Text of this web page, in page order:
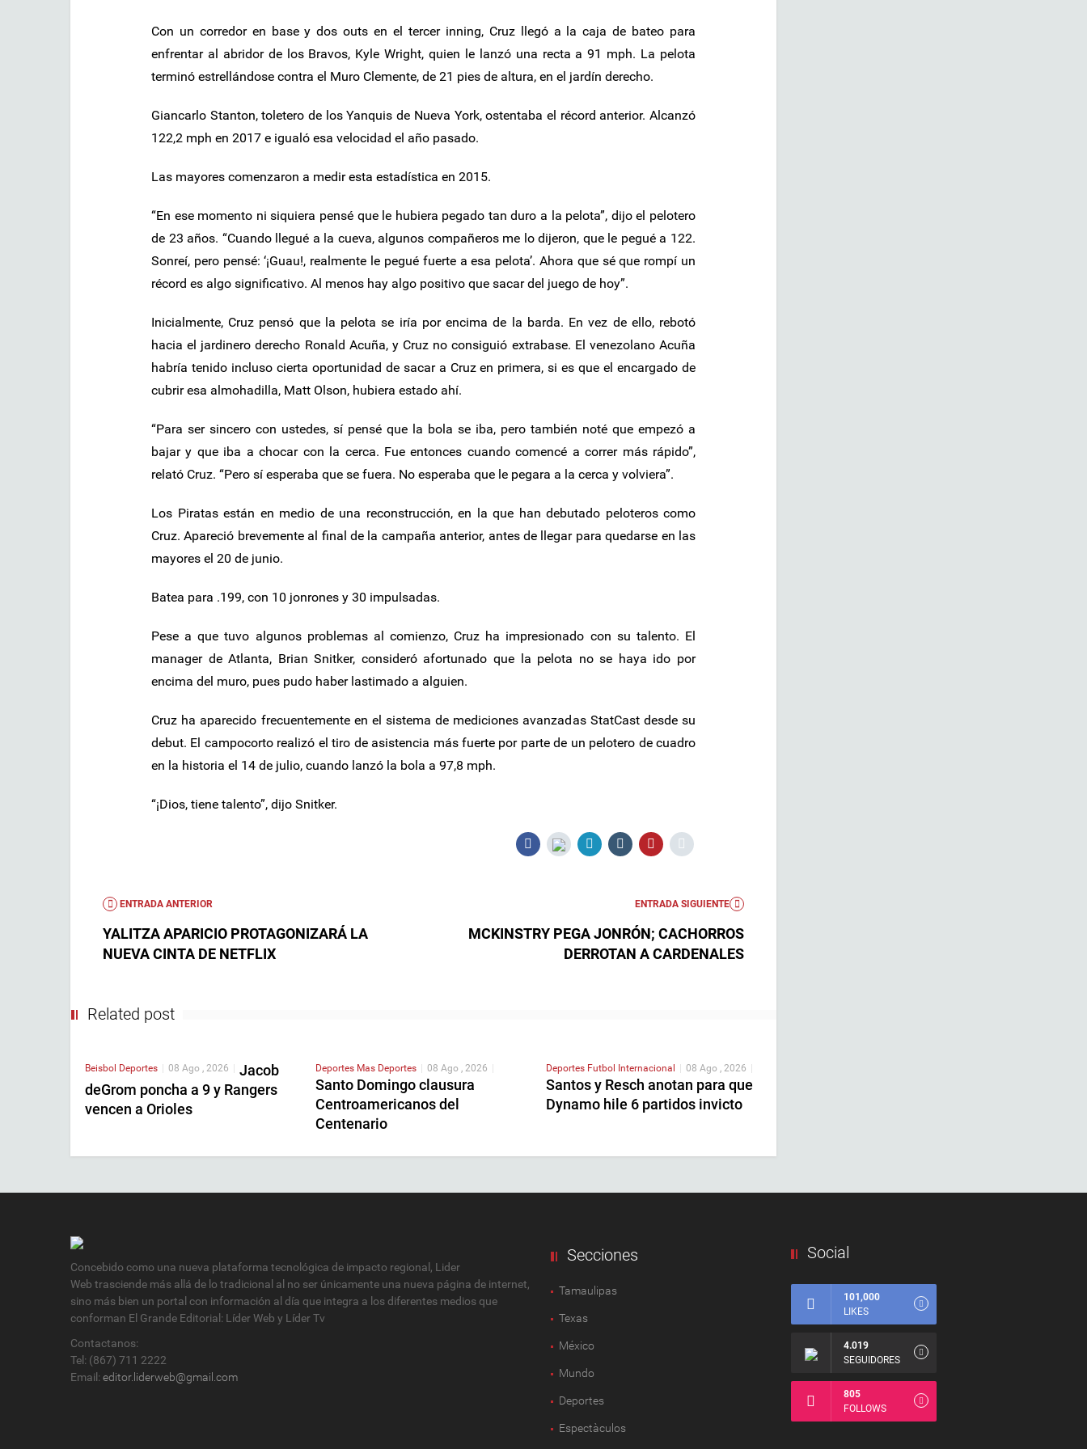
Con un corredor en base y dos outs en el tercer inning, Cruz llegó a la caja de bateo para
enfrentar al abridor de los Bravos, Kyle Wright, quien le lanzó una recta a 91 mph. La pelota
terminó estrellándose contra el Muro Clemente, de 21 pies de altura, en el jardín derecho.
Giancarlo Stanton, toletero de los Yanquis de Nueva York, ostentaba el récord anterior. Alcanzó
122,2 mph en 2017 e igualó esa velocidad el año pasado.
Las mayores comenzaron a medir esta estadística en 2015.
“En ese momento ni siquiera pensé que le hubiera pegado tan duro a la pelota”, dijo el pelotero
de 23 años. “Cuando llegué a la cueva, algunos compañeros me lo dijeron, que le pegué a 122.
Sonreí, pero pensé: ‘¡Guau!, realmente le pegué fuerte a esa pelota’. Ahora que sé que rompí un
récord es algo significativo. Al menos hay algo positivo que sacar del juego de hoy”.
Inicialmente, Cruz pensó que la pelota se iría por encima de la barda. En vez de ello, rebotó
hacia el jardinero derecho Ronald Acuña, y Cruz no consiguió extrabase. El venezolano Acuña
habría tenido incluso cierta oportunidad de sacar a Cruz en primera, si es que el encargado de
cubrir esa almohadilla, Matt Olson, hubiera estado ahí.
“Para ser sincero con ustedes, sí pensé que la bola se iba, pero también noté que empezó a
bajar y que iba a chocar con la cerca. Fue entonces cuando comencé a correr más rápido”,
relató Cruz. “Pero sí esperaba que se fuera. No esperaba que le pegara a la cerca y volviera”.
Los Piratas están en medio de una reconstrucción, en la que han debutado peloteros como
Cruz. Apareció brevemente al final de la campaña anterior, antes de llegar para quedarse en las
mayores el 20 de junio.
Batea para .199, con 10 jonrones y 30 impulsadas.
Pese a que tuvo algunos problemas al comienzo, Cruz ha impresionado con su talento. El
manager de Atlanta, Brian Snitker, consideró afortunado que la pelota no se haya ido por
encima del muro, pues pudo haber lastimado a alguien.
Cruz ha aparecido frecuentemente en el sistema de mediciones avanzadas StatCast desde su
debut. El campocorto realizó el tiro de asistencia más fuerte por parte de un pelotero de cuadro
en la historia el 14 de julio, cuando lanzó la bola a 97,8 mph.
“¡Dios, tiene talento”, dijo Snitker.
ENTRADA ANTERIOR
YALITZA APARICIO PROTAGONIZARÁ LA
NUEVA CINTA DE NETFLIX
ENTRADA SIGUIENTE
MCKINSTRY PEGA JONRÓN; CACHORROS
DERROTAN A CARDENALES
Related post
Beisbol Deportes | 08 Ago , 2026 | Jacob
deGrom poncha a 9 y Rangers
vencen a Orioles
Deportes Mas Deportes | 08 Ago , 2026 |
Santo Domingo clausura
Centroamericanos del
Centenario
Deportes Futbol Internacional | 08 Ago , 2026 |
Santos y Resch anotan para que
Dynamo hile 6 partidos invicto
Concebido como una nueva plataforma tecnológica de impacto regional, Lider
Web trasciende más allá de lo tradicional al no ser únicamente una nueva página de internet,
sino más bien un portal con información al día que integra a los diferentes medios que
conforman El Grande Editorial: Líder Web y Líder Tv
Contactanos:
Tel: (867) 711 2222
Email: editor.liderweb@gmail.com
Secciones
Tamaulipas
Texas
México
Mundo
Deportes
Espectàculos
Social
101,000
LIKES
4.019
SEGUIDORES
805
FOLLOWS